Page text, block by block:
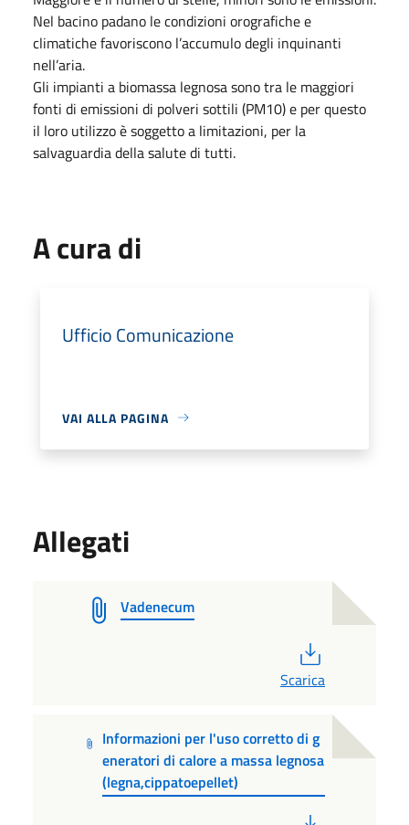
Nel bacino padano le condizioni orografiche e
climatiche favoriscono l’accumulo degli inquinanti
nell’aria.
Gli impianti a biomassa legnosa sono tra le maggiori
fonti di emissioni di polveri sottili (PM10) e per questo
il loro utilizzo è soggetto a limitazioni, per la
salvaguardia della salute di tutti.
A cura di
Ufficio Comunicazione
VAI ALLA PAGINA
Allegati
Vadenecum
Scarica
Informazioni per l'uso corretto di g
eneratori di calore a massa legnosa
(legna,cippatoepellet)